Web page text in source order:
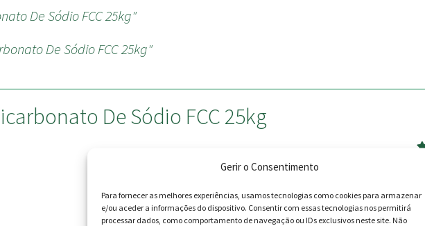
Gerir o Consentimento
Para fornecer as melhores experiências, usamos tecnologias como cookies para armazenar
e/ou aceder a informações do dispositivo. Consentir com essas tecnologias nos permitirá
processar dados, como comportamento de navegação ou IDs exclusivos neste site. Não
De Sódio FCC 25kg"
De Sódio FCC 25kg"
De Sódio FCC 25kg